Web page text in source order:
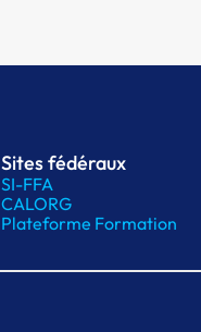
Sites fédéraux
SI-FFA
CALORG
Plateforme Formation